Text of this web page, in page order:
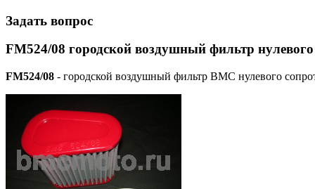
Задать вопрос
FM524/08 городской воздушный фильтр
FM524/08 - городской воздушный фильтр BMC нулевого